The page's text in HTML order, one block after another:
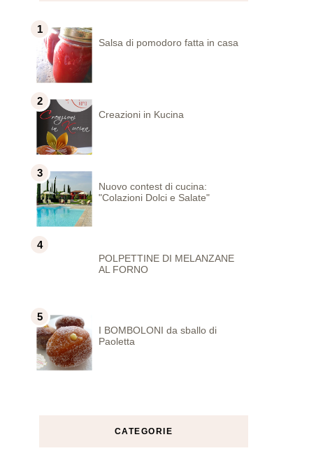
Salsa di pomodoro fatta in casa
Creazioni in Kucina
Nuovo contest di cucina:
"Colazioni Dolci e Salate"
POLPETTINE DI MELANZANE
AL FORNO
I BOMBOLONI da sballo di
Paoletta
CATEGORIE